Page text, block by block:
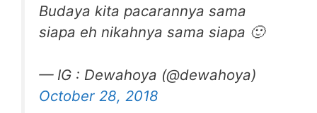
Budaya kita pacarannya sama
siapa eh nikahnya sama siapa 🙂
— IG : Dewahoya (@dewahoya)
October 28, 2018